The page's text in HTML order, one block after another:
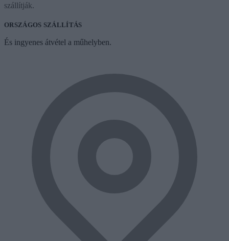
szállítják.
ORSZÁGOS SZÁLLÍTÁS
És ingyenes átvétel a műhelyben.